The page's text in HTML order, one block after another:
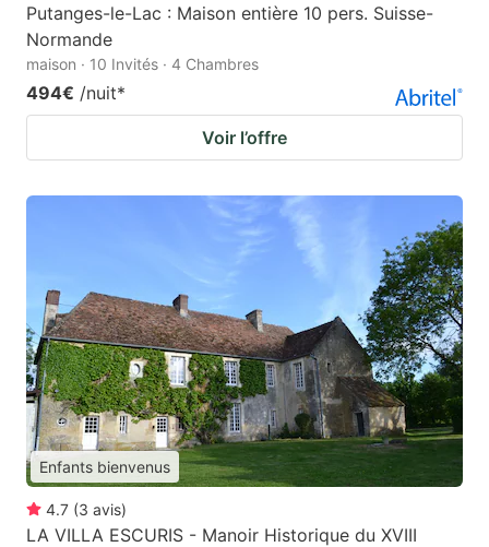
Putanges-le-Lac : Maison entière 10 pers. Suisse-
Normande
maison · 10 Invités · 4 Chambres
494€ /nuit*
Voir l’offre
Enfants bienvenus
4.7 (3 avis)
LA VILLA ESCURIS - Manoir Historique du XVIII